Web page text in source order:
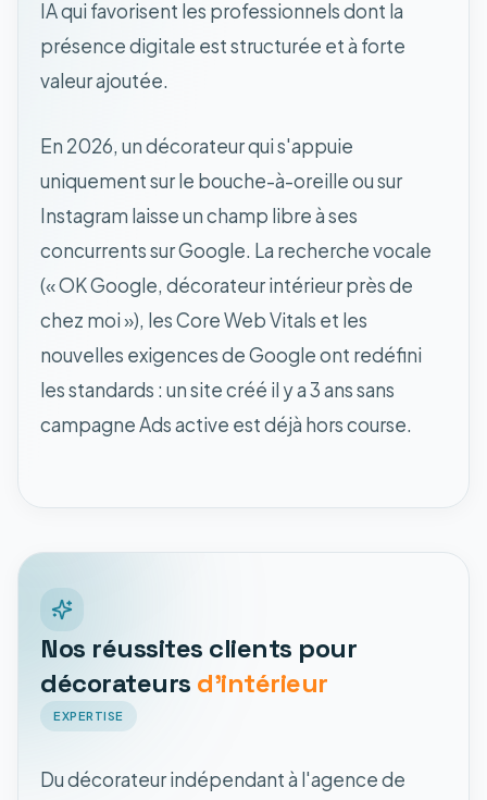
IA qui favorisent les professionnels dont la
présence digitale est structurée et à forte
valeur ajoutée.
En 2026, un décorateur qui s'appuie
uniquement sur le bouche-à-oreille ou sur
Instagram laisse un champ libre à ses
concurrents sur Google. La recherche vocale
(« OK Google, décorateur intérieur près de
chez moi »), les Core Web Vitals et les
nouvelles exigences de Google ont redéfini
les standards : un site créé il y a 3 ans sans
campagne Ads active est déjà hors course.
Nos réussites clients pour
décorateurs d'intérieur
EXPERTISE
Du décorateur indépendant à l'agence de